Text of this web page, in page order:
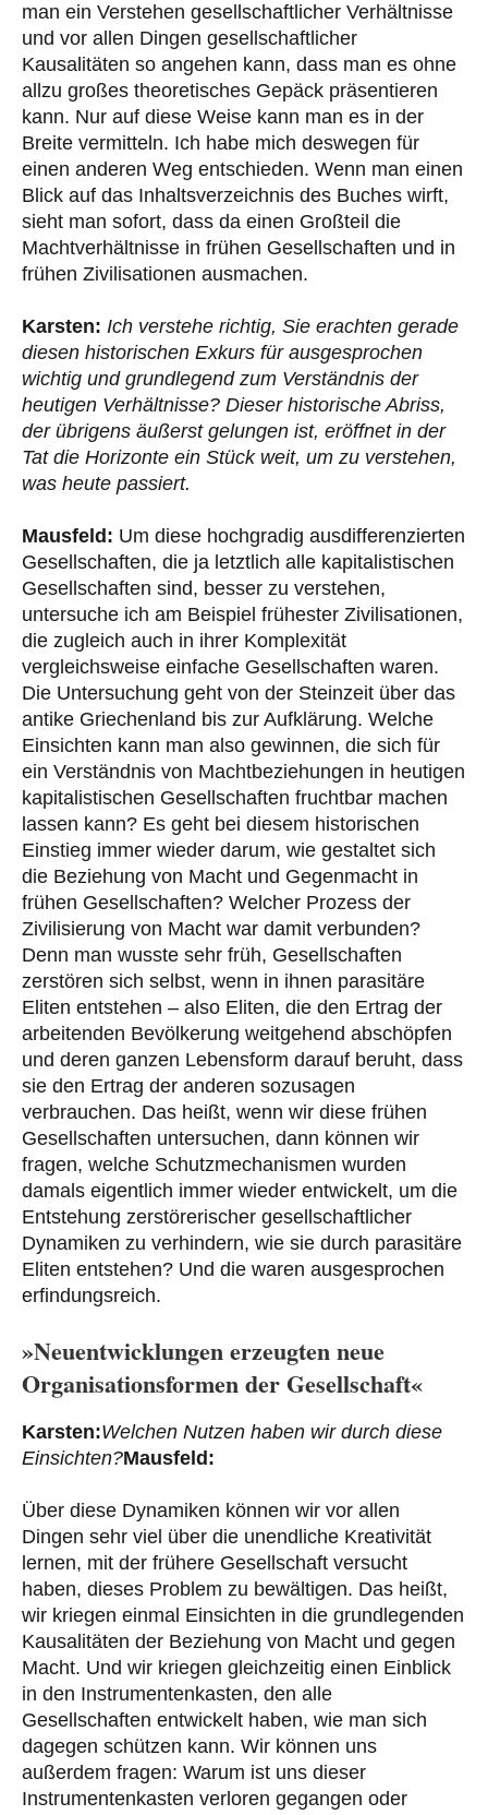
man ein Verstehen gesellschaftlicher Verhältnisse
und vor allen Dingen gesellschaftlicher
Kausalitäten so angehen kann, dass man es ohne
allzu großes theoretisches Gepäck präsentieren
kann. Nur auf diese Weise kann man es in der
Breite vermitteln. Ich habe mich deswegen für
einen anderen Weg entschieden. Wenn man einen
Blick auf das Inhaltsverzeichnis des Buches wirft,
sieht man sofort, dass da einen Großteil die
Machtverhältnisse in frühen Gesellschaften und in
frühen Zivilisationen ausmachen.
Karsten: Ich verstehe richtig, Sie erachten gerade
diesen historischen Exkurs für ausgesprochen
wichtig und grundlegend zum Verständnis der
heutigen Verhältnisse? Dieser historische Abriss,
der übrigens äußerst gelungen ist, eröffnet in der
Tat die Horizonte ein Stück weit, um zu verstehen,
was heute passiert.
Mausfeld: Um diese hochgradig ausdifferenzierten
Gesellschaften, die ja letztlich alle kapitalistischen
Gesellschaften sind, besser zu verstehen,
untersuche ich am Beispiel frühester Zivilisationen,
die zugleich auch in ihrer Komplexität
vergleichsweise einfache Gesellschaften waren.
Die Untersuchung geht von der Steinzeit über das
antike Griechenland bis zur Aufklärung. Welche
Einsichten kann man also gewinnen, die sich für
ein Verständnis von Machtbeziehungen in heutigen
kapitalistischen Gesellschaften fruchtbar machen
lassen kann? Es geht bei diesem historischen
Einstieg immer wieder darum, wie gestaltet sich
die Beziehung von Macht und Gegenmacht in
frühen Gesellschaften? Welcher Prozess der
Zivilisierung von Macht war damit verbunden?
Denn man wusste sehr früh, Gesellschaften
zerstören sich selbst, wenn in ihnen parasitäre
Eliten entstehen – also Eliten, die den Ertrag der
arbeitenden Bevölkerung weitgehend abschöpfen
und deren ganzen Lebensform darauf beruht, dass
sie den Ertrag der anderen sozusagen
verbrauchen. Das heißt, wenn wir diese frühen
Gesellschaften untersuchen, dann können wir
fragen, welche Schutzmechanismen wurden
damals eigentlich immer wieder entwickelt, um die
Entstehung zerstörerischer gesellschaftlicher
Dynamiken zu verhindern, wie sie durch parasitäre
Eliten entstehen? Und die waren ausgesprochen
erfindungsreich.
»Neuentwicklungen erzeugten neue
Organisationsformen der Gesellschaft«
Karsten:Welchen Nutzen haben wir durch diese
Einsichten?Mausfeld:
Über diese Dynamiken können wir vor allen
Dingen sehr viel über die unendliche Kreativität
lernen, mit der frühere Gesellschaft versucht
haben, dieses Problem zu bewältigen. Das heißt,
wir kriegen einmal Einsichten in die grundlegenden
Kausalitäten der Beziehung von Macht und gegen
Macht. Und wir kriegen gleichzeitig einen Einblick
in den Instrumentenkasten, den alle
Gesellschaften entwickelt haben, wie man sich
dagegen schützen kann. Wir können uns
außerdem fragen: Warum ist uns dieser
Instrumentenkasten verloren gegangen oder